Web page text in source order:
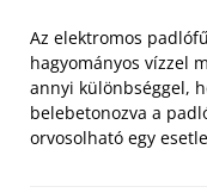
Az elektromos
hagyományos vízzel
annyi különbséggel,
belebetonozva a
orvosolható egy